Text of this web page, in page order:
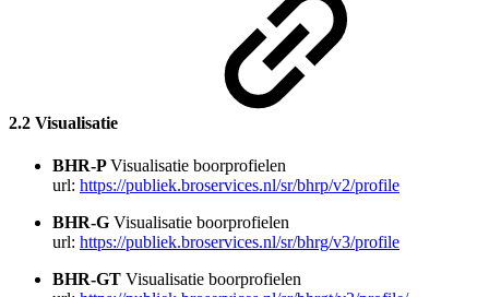
2.2 Visualisatie
BHR-PVisualisatie boorprofielen
url: https://publiek.broservices.nl/sr/bhrp/v2/profile
BHR-G Visualisatie boorprofielen
url: https://publiek.broservices.nl/sr/bhrg/v3/profile
BHR-GT Visualisatie boorprofielen